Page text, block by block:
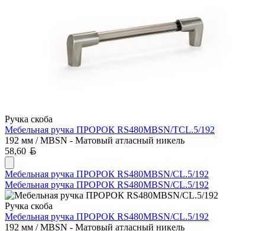
Ручка скоба
Мебельная ручка ПРОРОК RS480MBSN/TCL.5/192
192 мм / MBSN - Матовый атласный никель
58,60
Мебельная ручка ПРОРОК RS480MBSN/CL.5/192
Мебельная ручка ПРОРОК RS480MBSN/CL.5/192
Ручка скоба
Мебельная ручка ПРОРОК RS480MBSN/CL.5/192
192 мм / MBSN - Матовый атласный никель